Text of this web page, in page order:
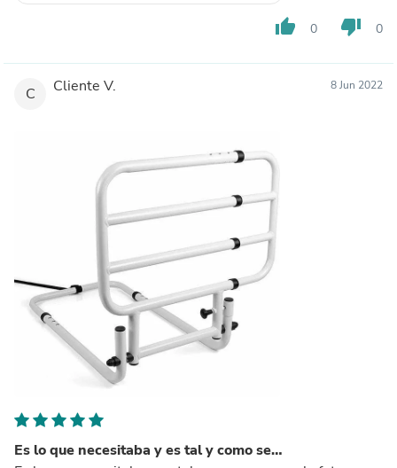
thumb_up 0 thumb_down 0
C Cliente V. 8 Jun 2022
Es lo que necesitaba y es tal y como se…